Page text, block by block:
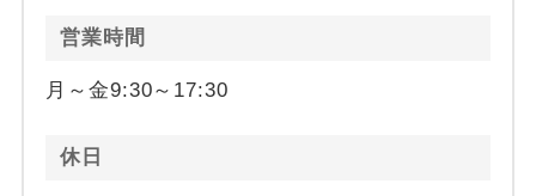
営業時間
月～金9:30～17:30
休日